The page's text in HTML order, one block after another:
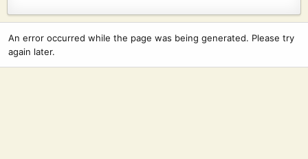
An error occurred while the page was being generated. Please try
again later.